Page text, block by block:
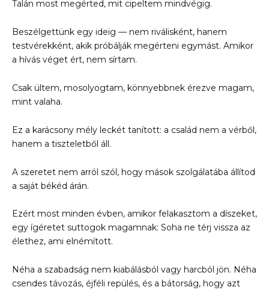
Talán most megérted, mit cipeltem mindvégig.
Beszélgettünk egy ideig — nem riválisként, hanem
testvérekként, akik próbálják megérteni egymást. Amikor
a hívás véget ért, nem sírtam.
Csak ültem, mosolyogtam, könnyebbnek érezve magam,
mint valaha.
Ez a karácsony mély leckét tanított: a család nem a vérből,
hanem a tiszteletből áll.
A szeretet nem arról szól, hogy mások szolgálatába állítod
a saját békéd árán.
Ezért most minden évben, amikor felakasztom a díszeket,
egy ígéretet suttogok magamnak: Soha ne térj vissza az
élethez, ami elnémított.
Néha a szabadság nem kiabálásból vagy harcból jön. Néha
csendes távozás, éjféli repülés, és a bátorság, hogy azt